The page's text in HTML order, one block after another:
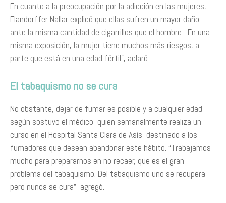
En cuanto a la preocupación por la adicción en las mujeres,
Flandorffer Nallar explicó que ellas sufren un mayor daño
ante la misma cantidad de cigarrillos que el hombre. “En una
misma exposición, la mujer tiene muchos más riesgos, a
parte que está en una edad fértil”, aclaró.
El tabaquismo no se cura
No obstante, dejar de fumar es posible y a cualquier edad,
según sostuvo el médico, quien semanalmente realiza un
curso en el Hospital Santa Clara de Asís, destinado a los
fumadores que desean abandonar este hábito. “Trabajamos
mucho para prepararnos en no recaer, que es el gran
problema del tabaquismo. Del tabaquismo uno se recupera
pero nunca se cura”, agregó.